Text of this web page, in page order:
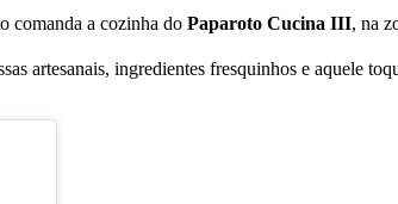
comanda a cozinha do Paparoto Cucina III, na
artesanais, ingredientes fresquinhos e aquele